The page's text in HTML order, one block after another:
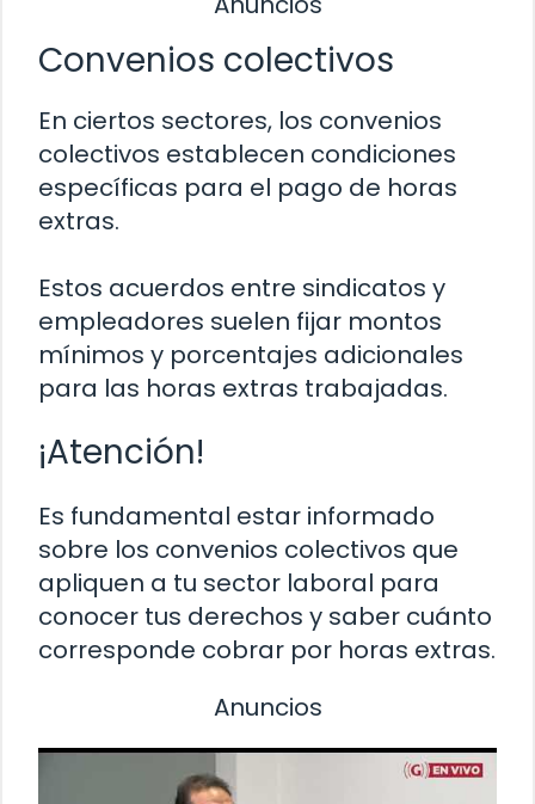
Convenios colectivos
En ciertos sectores, los convenios
colectivos establecen condiciones
específicas para el pago de horas
extras.
Estos acuerdos entre sindicatos y
empleadores suelen fijar montos
mínimos y porcentajes adicionales
para las horas extras trabajadas.
¡Atención!
Es fundamental estar informado
sobre los convenios colectivos que
apliquen a tu sector laboral para
conocer tus derechos y saber cuánto
corresponde cobrar por horas extras.
Anuncios